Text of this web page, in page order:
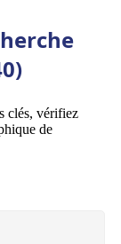
clés, vérifiez
de